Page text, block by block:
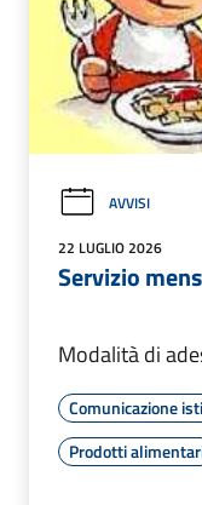
AVVISI
22 LUGLIO 2026
Servizio
Modalità di
Comunicazione
Prodotti